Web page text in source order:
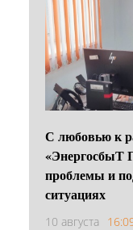
С любовью к
«ЭнергосбыТ
проблемы и
ситуациях
10 августа